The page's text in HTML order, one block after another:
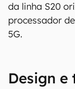
da linha S20
processador
5G.
Design e